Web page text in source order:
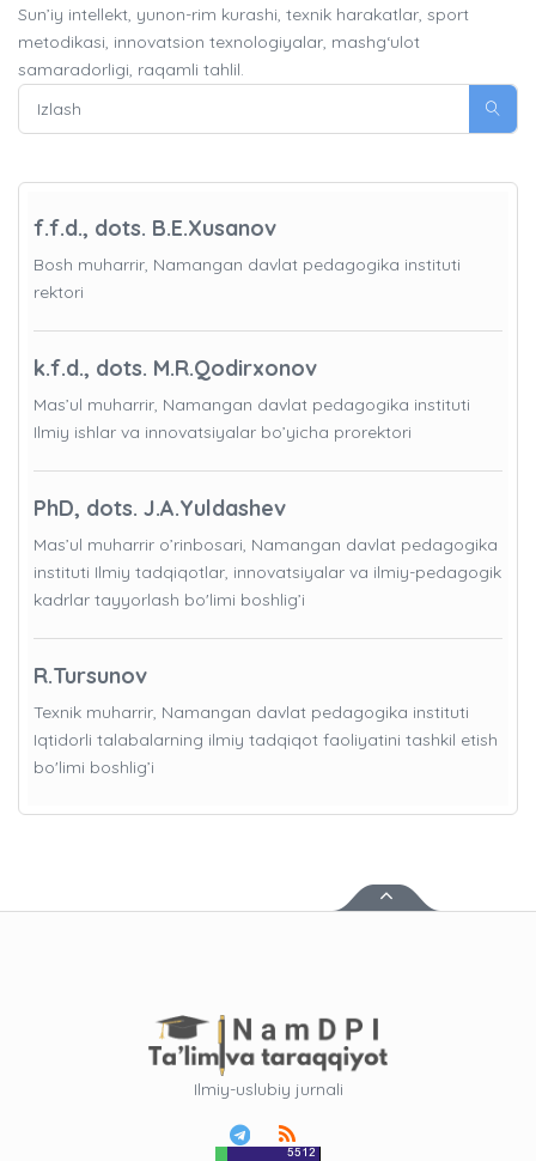
Sun’iy intellekt, yunon-rim kurashi, texnik harakatlar, sport
metodikasi, innovatsion texnologiyalar, mashg‘ulot
samaradorligi, raqamli tahlil.
f.f.d., dots. B.E.Xusanov
Bosh muharrir, Namangan davlat pedagogika instituti
rektori
k.f.d., dots. M.R.Qodirxonov
Mas’ul muharrir, Namangan davlat pedagogika instituti
Ilmiy ishlar va innovatsiyalar bo’yicha prorektori
PhD, dots. J.A.Yuldashev
Mas’ul muharrir o’rinbosari, Namangan davlat pedagogika
instituti Ilmiy tadqiqotlar, innovatsiyalar va ilmiy-pedagogik
kadrlar tayyorlash bo'limi boshlig’i
R.Tursunov
Texnik muharrir, Namangan davlat pedagogika instituti
Iqtidorli talabalarning ilmiy tadqiqot faoliyatini tashkil etish
bo'limi boshlig’i
Ilmiy-uslubiy jurnali